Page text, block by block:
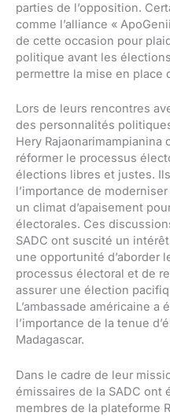
parties de l’opposition.
comme l’alliance «
de cette occasion pour
politique avant les
permettre la mise en place
Lors de leurs rencontres
des personnalités
Hery
réformer le processus
élections libres et justes.
l’importance de
un climat d’apaisement
électorales. Ces
SADC ont suscité un
une opportunité d’aborder
processus électoral et de
assurer une élection
L’ambassade américaine a
l’importance de la tenue
Madagascar.
Dans le cadre de leur
émissaires de la SADC ont
membres de la plateforme